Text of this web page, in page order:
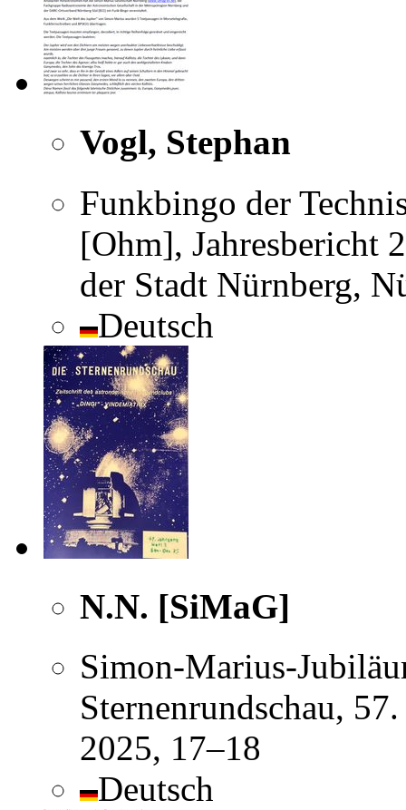
Vogl, Stephan
Funkbingo der
[Ohm], Jahresbericht
der Stadt Nürnberg,
Deutsch
N.N. [SiMaG]
Simon-Marius-
Sternenrundschau,
2025, 17–18
Deutsch